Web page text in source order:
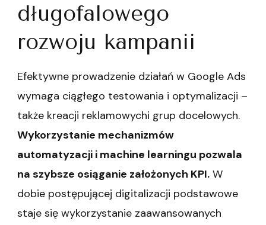
długofalowego
rozwoju kampanii
Efektywne prowadzenie działań w Google Ads
wymaga ciągłego testowania i optymalizacji –
także kreacji reklamowychi grup docelowych.
Wykorzystanie mechanizmów
automatyzacji i machine learningu pozwala
na szybsze osiąganie założonych KPI. W
dobie postępującej digitalizacji podstawowe
staje się wykorzystanie zaawansowanych